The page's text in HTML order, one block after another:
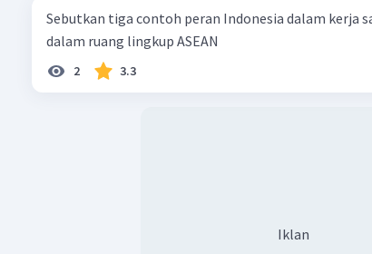
Beri Rating ·
Sebutkan tiga contoh peran Indonesia dalam kerja
dalam ruang lingkup ASEAN
2 3.3
Iklan